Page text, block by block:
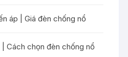
áp | Giá đèn chống nổ
Cách chọn đèn chống nổ